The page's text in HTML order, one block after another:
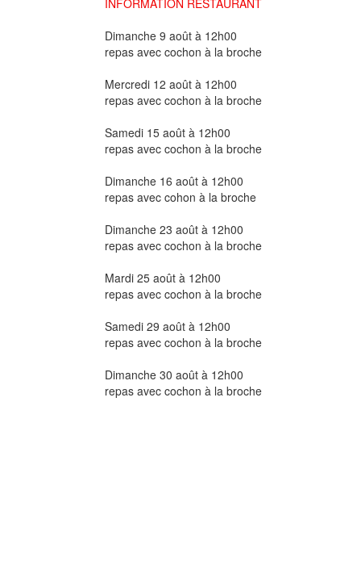
INFORMATION RESTAURANT
Dimanche 9 août à 12h00
repas avec cochon à la broche
Mercredi 12 août à 12h00
repas avec cochon à la broche
Samedi 15 août à 12h00
repas avec cochon à la broche
Dimanche 16 août à 12h00
repas avec cohon à la broche
Dimanche 23 août à 12h00
repas avec cochon à la broche
Mardi 25 août à 12h00
repas avec cochon à la broche
Samedi 29 août à 12h00
repas avec cochon à la broche
Dimanche 30 août à 12h00
repas avec cochon à la broche